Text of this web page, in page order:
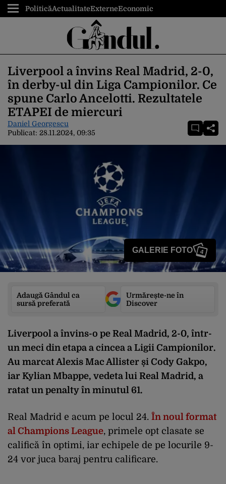
PoliticăActualitateExterneEconomic
Liverpool a învins Real Madrid, 2-0,
în derby-ul din Liga Campionilor. Ce
spune Carlo Ancelotti. Rezultatele
ETAPEI de miercuri
Daniel Georgescu
Publicat: 28.11.2024, 09:35
GALERIE FOTO 4
Adaugă Gândul ca
sursă preferată
Urmărește-ne în
Discover
Liverpool a învins-o pe Real Madrid, 2-0, într-
un meci din etapa a cincea a Ligii Campionilor.
Au marcat Alexis Mac Allister și Cody Gakpo,
iar Kylian Mbappe, vedeta lui Real Madrid, a
ratat un penalty în minutul 61.
Real Madrid e acum pe locul 24. În noul format
al Champions League, primele opt clasate se
califică în optimi, iar echipele de pe locurile 9-
24 vor juca baraj pentru calificare.